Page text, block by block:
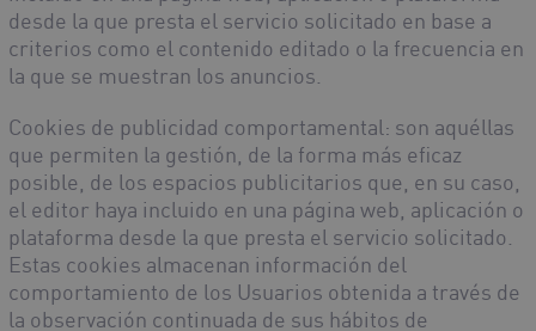
desde la que presta el servicio solicitado en base a
criterios como el contenido editado o la frecuencia en
la que se muestran los anuncios.
Cookies de publicidad comportamental: son aquéllas
que permiten la gestión, de la forma más eficaz
posible, de los espacios publicitarios que, en su caso,
el editor haya incluido en una página web, aplicación o
plataforma desde la que presta el servicio solicitado.
Estas cookies almacenan información del
comportamiento de los Usuarios obtenida a través de
la observación continuada de sus hábitos de